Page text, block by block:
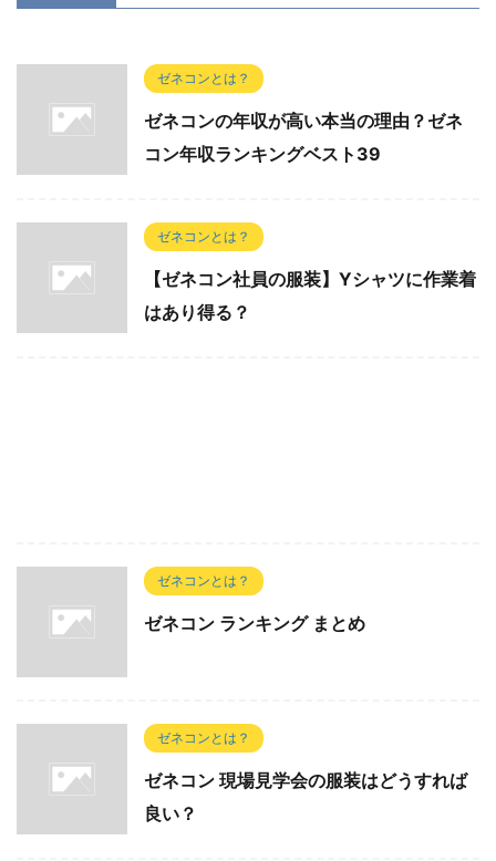
ゼネコンとは？
ゼネコンの年収が高い本当の理由？ゼネ
コン年収ランキングベスト39
ゼネコンとは？
【ゼネコン社員の服装】Yシャツに作業着
はあり得る？
ゼネコンとは？
ゼネコン ランキング まとめ
ゼネコンとは？
ゼネコン 現場見学会の服装はどうすれば
良い？